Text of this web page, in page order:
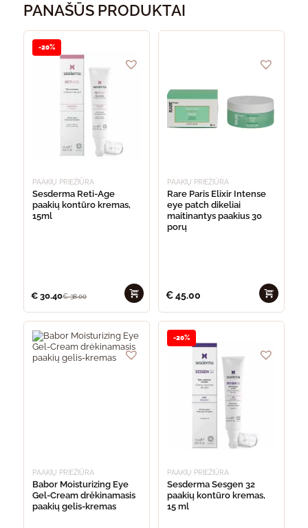
PANAŠŪS PRODUKTAI
-20%
PAAKIŲ PRIEŽIŪRA
Sesderma Reti-Age
paakių kontūro kremas,
15ml
€ 30.40€38.00
PAAKIŲ PRIEŽIŪRA
Rare Paris Elixir Intense
eye patch dikeliai
maitinantys paakius 30
porų
€45.00
PAAKIŲ PRIEŽIŪRA
Babor Moisturizing Eye
Gel-Cream drėkinamasis
paakių gelis-kremas
-20%
PAAKIŲ PRIEŽIŪRA
Sesderma Sesgen 32
paakių kontūro kremas,
15 ml